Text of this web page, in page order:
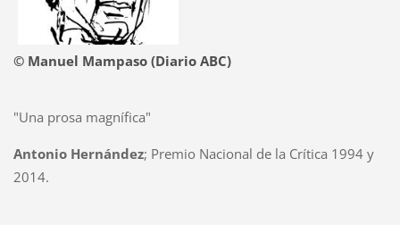
© Manuel Mampaso (Diario ABC)
"Una prosa magnífica"
Antonio Hernández; Premio Nacional de la Crítica 1994 y
2014.